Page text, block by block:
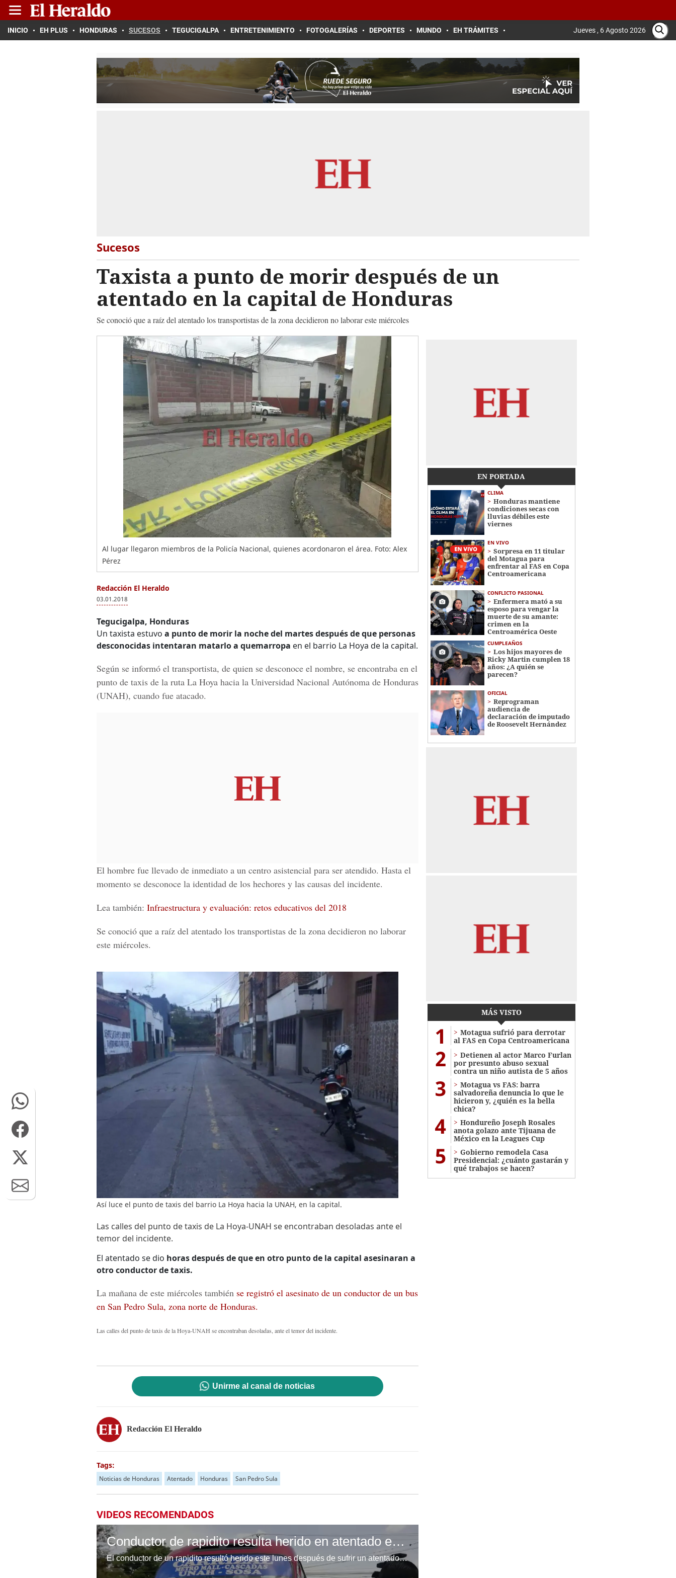
INICIO EH PLUS HONDURAS SUCESOS TEGUCIGALPA ENTRETENIMIENTO FOTOGALERÍAS DEPORTES MUNDO EH TRÁMITES Jueves , 6 Agosto 2026
Sucesos
Taxista a punto de morir después de un
atentado en la capital de Honduras
Se conoció que a raíz del atentado los transportistas de la zona decidieron no laborar este miércoles
Al lugar llegaron miembros de la Policía Nacional, quienes acordonaron el área. Foto: Alex
Pérez
Redacción El Heraldo
03.01.2018
Tegucigalpa, Honduras
Un taxista estuvo a punto de morir la noche del martes después de que personas
desconocidas intentaran matarlo a quemarropa en el barrio La Hoya de la capital.
Según se informó el transportista, de quien se desconoce el nombre, se encontraba en el
punto de taxis de la ruta La Hoya hacia la Universidad Nacional Autónoma de Honduras
(UNAH), cuando fue atacado.
El hombre fue llevado de inmediato a un centro asistencial para ser atendido. Hasta el
momento se desconoce la identidad de los hechores y las causas del incidente.
Lea también: Infraestructura y evaluación: retos educativos del 2018
Se conoció que a raíz del atentado los transportistas de la zona decidieron no laborar
este miércoles.
Así luce el punto de taxis del barrio La Hoya hacia la UNAH, en la capital.
Las calles del punto de taxis de La Hoya-UNAH se encontraban desoladas ante el
temor del incidente.
El atentado se dio horas después de que en otro punto de la capital asesinaran a
otro conductor de taxis.
La mañana de este miércoles también se registró el asesinato de un conductor de un bus
en San Pedro Sula, zona norte de Honduras.
Las calles del punto de taxis de la Hoya-UNAH se encontraban desoladas, ante el temor del incidente.
Unirme al canal de noticias
Redacción El Heraldo
Tags:
Noticias de Honduras Atentado Honduras San Pedro Sula
VIDEOS RECOMENDADOS
Conductor de rapidito resulta herido en atentado en la capital
El conductor de un rapidito resultó herido este lunes después de sufrir un atentado en el bulevar Fuerzas Armadas, en la capital de Honduras.
EN PORTADA
CLIMA
Honduras mantiene
condiciones secas con
lluvias débiles este
viernes
EN VIVO
Sorpresa en 11 titular
del Motagua para
enfrentar al FAS en Copa
Centroamericana
CONFLICTO PASIONAL
Enfermera mató a su
esposo para vengar la
muerte de su amante:
crimen en la
Centroamérica Oeste
CUMPLEAÑOS
Los hijos mayores de
Ricky Martin cumplen 18
años: ¿A quién se
parecen?
OFICIAL
Reprograman
audiencia de
declaración de imputado
de Roosevelt Hernández
MÁS VISTO
1
Motagua sufrió para derrotar
al FAS en Copa Centroamericana
2
Detienen al actor Marco Furlan
por presunto abuso sexual
contra un niño autista de 5 años
3
Motagua vs FAS: barra
salvadoreña denuncia lo que le
hicieron y, ¿quién es la bella
chica?
4
Hondureño Joseph Rosales
anota golazo ante Tijuana de
México en la Leagues Cup
5
Gobierno remodela Casa
Presidencial: ¿cuánto gastarán y
qué trabajos se hacen?